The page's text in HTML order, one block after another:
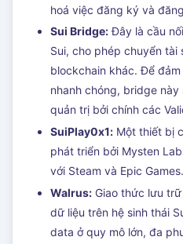
hoá việc đăng ký và
Sui Bridge:Đây là cầu
Sui, cho phép chuyển tài
blockchain khác. Để
nhanh chóng, bridge
quản trị bởi chính các
SuiPlay0x1: Một thiết bị
phát triển bởi Mysten
với Steam và Epic Games.
Walrus: Giao thức lưu
dữ liệu trên hệ sinh thái
data ở quy mô lớn, đa